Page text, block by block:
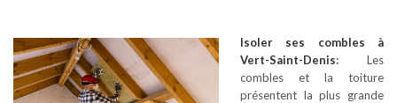
Isoler ses combles à
Vert-Saint-Denis: Les
combles et la toiture
présentent la plus grande